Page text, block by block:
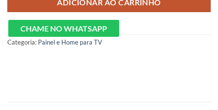
ADICIONAR AO CARRINHO
CHAME NO WHATSAPP
Categoria: Painel e Home para TV